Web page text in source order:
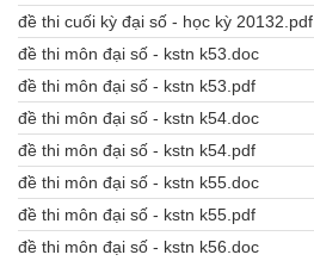
đề thi cuối kỳ đại số - học kỳ 20132.pdf
đề thi môn đại số - kstn k53.doc
đề thi môn đại số - kstn k53.pdf
đề thi môn đại số - kstn k54.doc
đề thi môn đại số - kstn k54.pdf
đề thi môn đại số - kstn k55.doc
đề thi môn đại số - kstn k55.pdf
đề thi môn đại số - kstn k56.doc